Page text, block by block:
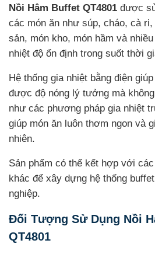
Nồi Hâm Buffet QT4801 được
các món ăn như súp, cháo, cà
sản, món kho, món hầm và
nhiệt độ ổn định trong suốt thời
Hệ thống gia nhiệt bằng điện
được độ nóng lý tưởng mà
như các phương pháp gia nhiệt
giúp món ăn luôn thơm ngon và
nhiên.
Sản phẩm có thể kết hợp với
khác để xây dựng hệ thống
nghiệp.
Đối Tượng Sử Dụng Nồi
QT4801